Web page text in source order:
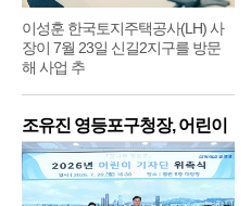
이성훈 한국토지주택공사(LH) 사
장이 7월 23일 신길2지구를 방문
해 사업 추
조유진 영등포구청장, 어린이
기